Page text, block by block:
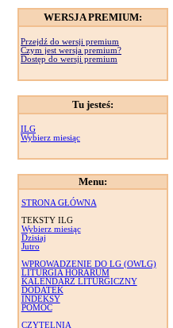
WERSJA PREMIUM:
Przejdź do wersji premium
Czym jest wersja premium?
Dostęp do wersji premium
Tu jesteś:
ILG
Wybierz miesiąc
Menu:
STRONA GŁÓWNA
TEKSTY ILG
Wybierz miesiąc
Dzisiaj
Jutro
WPROWADZENIE DO LG (OWLG)
LITURGIA HORARUM
KALENDARZ LITURGICZNY
DODATEK
INDEKSY
POMOC
CZYTELNIA